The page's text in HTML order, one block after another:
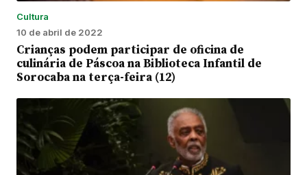
Cultura
10 de abril de 2022
Crianças podem participar de oficina de
culinária de Páscoa na Biblioteca Infantil de
Sorocaba na terça-feira (12)